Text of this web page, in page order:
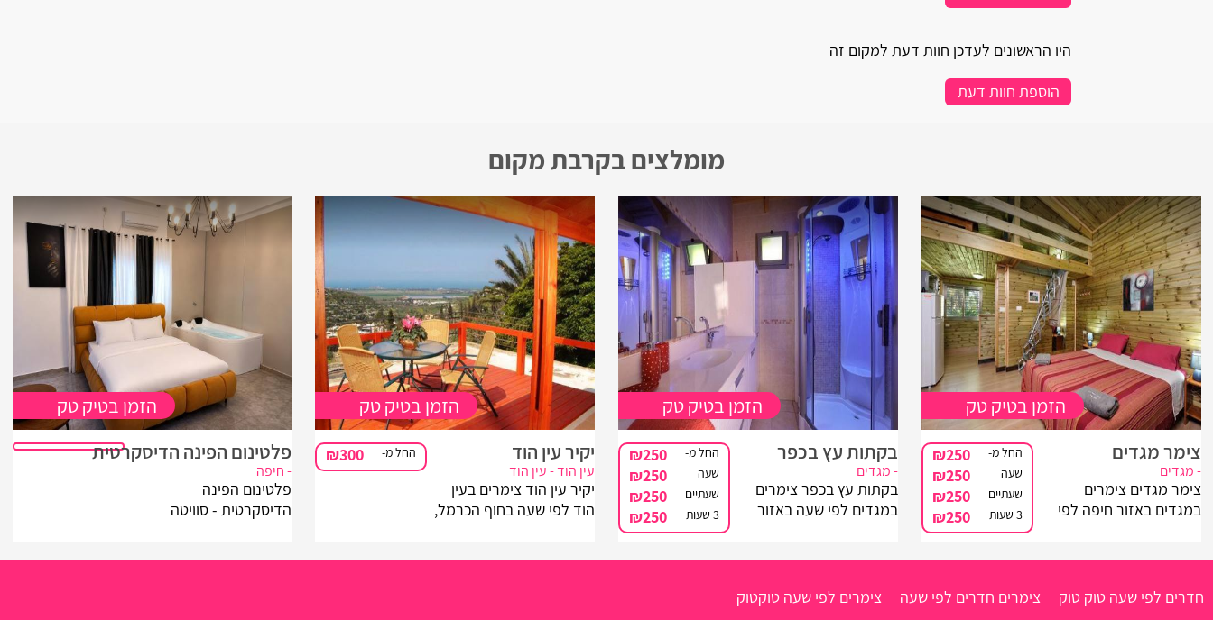
היו הראשונים לעדכן חוות דעת למקום זה
הוספת חוות דעת
מומלצים בקרבת מקום
צימר מגדים
- מגדים
צימר מגדים צימרים
במגדים באזור חיפה לפי
בכל אחת מהן תיהנו
מג'קוזי זרמים מפנק!
החל מ- ₪250
שעה ₪250
שעתיים ₪250
3 שעות ₪250
הזמן בטיק טק
בקתות עץ בכפר
- מגדים
בקתות עץ בכפר צימרים
במגדים לפי שעה באזור
ליהנות מצימרים כפריים
ומושקעים, ומאבזור איכותי
החל מ- ₪250
שעה ₪250
שעתיים ₪250
3 שעות ₪250
הזמן בטיק טק
יקיר עין הוד
עין הוד - עין הוד
יקיר עין הוד צימרים בעין
הוד לפי שעה בחוף הכרמל,
החל מ- ₪300
הזמן בטיק טק
פלטינום הפינה הדיסקרטית
- חיפה
פלטינום הפינה
הדיסקרטית - סוויטה
הזמן בטיק טק
חדרים לפי שעה טוק טוק צימרים חדרים לפי שעה צימרים לפי שעה טוקטוק